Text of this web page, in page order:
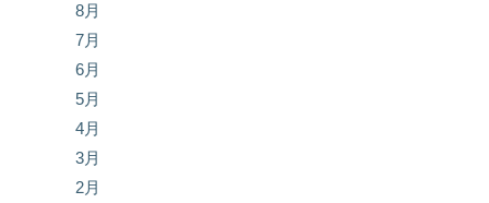
8月
7月
6月
5月
4月
3月
2月